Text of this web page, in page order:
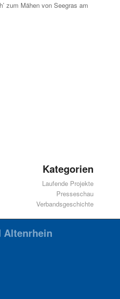
zum Mähen von Seegras am
Kategorien
Laufende Projekte
Presseschau
Verbandsgeschichte
Altenrhein